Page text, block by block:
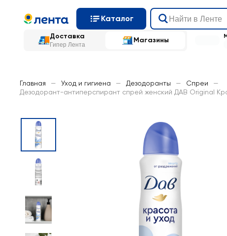
Каталог
Доставка
Гипер Лента
Магазины
Главная — Уход и гигиена — Дезодоранты — Спреи
—
Дезодорант-антиперспирант спрей женский ДАВ Original